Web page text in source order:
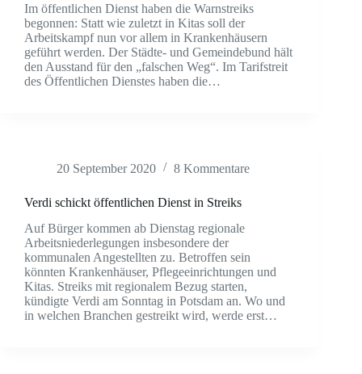
Im öffentlichen Dienst haben die Warnstreiks
begonnen: Statt wie zuletzt in Kitas soll der
Arbeitskampf nun vor allem in Krankenhäusern
geführt werden. Der Städte- und Gemeindebund hält
den Ausstand für den „falschen Weg“. Im Tarifstreit
des Öffentlichen Dienstes haben die…
20 September 2020 8 Kommentare
Verdi schickt öffentlichen Dienst in Streiks
Auf Bürger kommen ab Dienstag regionale
Arbeitsniederlegungen insbesondere der
kommunalen Angestellten zu. Betroffen sein
könnten Krankenhäuser, Pflegeeinrichtungen und
Kitas. Streiks mit regionalem Bezug starten,
kündigte Verdi am Sonntag in Potsdam an. Wo und
in welchen Branchen gestreikt wird, werde erst…